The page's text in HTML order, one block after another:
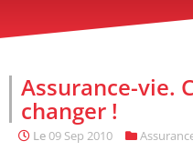
Assurance-vie.
changer !
Le09 Sep 2010